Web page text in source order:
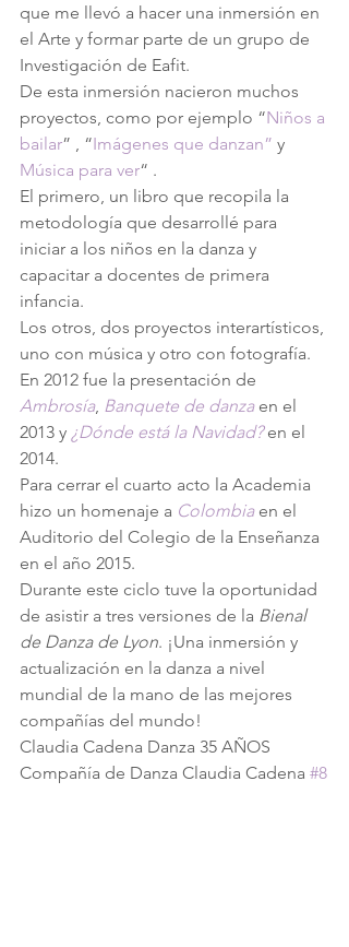
que me llevó a hacer una inmersión en
el Arte y formar parte de un grupo de
Investigación de Eafit.
De esta inmersión nacieron muchos
proyectos, como por ejemplo “Niños a
bailar” , “Imágenes que danzan” y
Música para ver“ .
El primero, un libro que recopila la
metodología que desarrollé para
iniciar a los niños en la danza y
capacitar a docentes de primera
infancia.
Los otros, dos proyectos interartísticos,
uno con música y otro con fotografía.
En 2012 fue la presentación de
Ambrosía, Banquete de danza en el
2013 y ¿Dónde está la Navidad? en el
2014.
Para cerrar el cuarto acto la Academia
hizo un homenaje a Colombia en el
Auditorio del Colegio de la Enseñanza
en el año 2015.
Durante este ciclo tuve la oportunidad
de asistir a tres versiones de la Bienal
de Danza de Lyon. ¡Una inmersión y
actualización en la danza a nivel
mundial de la mano de las mejores
compañías del mundo!
Claudia Cadena Danza 35 AÑOS
Compañía de Danza Claudia Cadena #8